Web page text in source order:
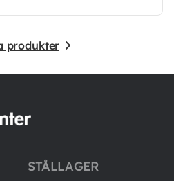
produkter
STÅLLAGER